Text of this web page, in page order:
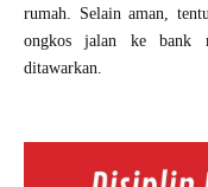
rumah. Selain aman,
ongkos jalan ke bank
ditawarkan.